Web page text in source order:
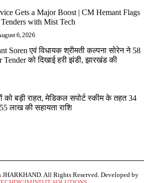
Gets a Major Boost | CM Hemant Flags
with Mist Tech
6, 2026
Soren एवं विधायक श्रीमती कल्पना सोरेन ने 58
को दिखाई हरी झंडी, झारखंड की
को बड़ी राहत, मेडिकल सपोर्ट स्कीम के तहत 34
लाख की सहायता राशि
All Rights Reserved. Developed by